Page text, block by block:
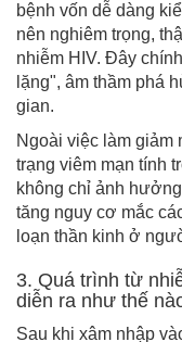
bệnh vốn dễ dàng
nên nghiêm trọng,
nhiễm HIV. Đây
lặng", âm thầm phá
gian.
Ngoài việc làm giảm
trạng viêm mạn tính
không chỉ ảnh
tăng nguy cơ mắc
loạn thần kinh ở
3. Quá trình từ
diễn ra như thế
Sau khi xâm nhập